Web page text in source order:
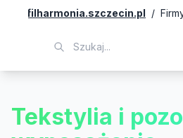
livefilharmonia.szczecin.pl /
Tekstylia i